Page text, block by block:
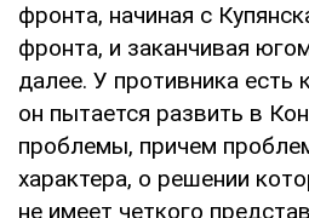
фронта, начиная с
фронта, и заканчивая
далее. У противника есть
он пытается развить в
проблемы, причем
характера, о решении
не имеет четкого